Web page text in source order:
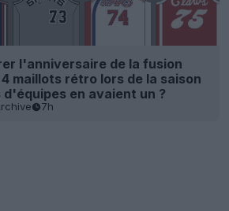
l'anniversaire de la fusion
maillots rétro lors de la saison
d'équipes en avaient un ?
7h